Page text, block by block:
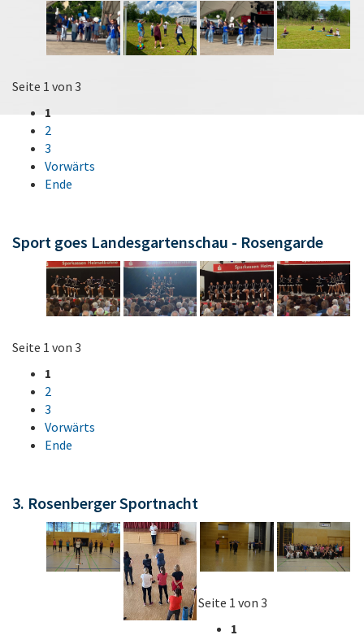
Seite 1 von 3
1
2
3
Vorwärts
Ende
Sport goes Landesgartenschau - Rosengarde
Seite 1 von 3
1
2
3
Vorwärts
Ende
3. Rosenberger Sportnacht
Seite 1 von 3
1